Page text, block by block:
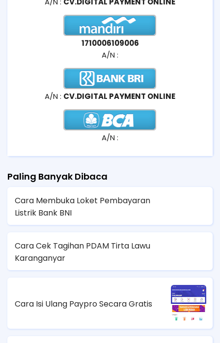
1710006109006
A/N :
A/N : CV.DIGITAL PAYMENT ONLINE
A/N :
Paling Banyak Dibaca
Cara Membuka Loket Pembayaran
Listrik Bank BNI
Cara Cek Tagihan PDAM Tirta Lawu
Karanganyar
Cara Isi Ulang Paypro Secara Gratis